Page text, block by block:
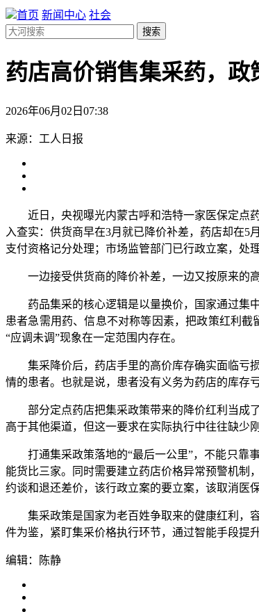
首页 新闻中心 社会
搜索
药店高价销售集采药，政
2026年06月02日07:38
来源：工人日报
近日，央视曝光内蒙古呼和浩特一家医保定点药
入查实：供货商早在3月就已降价补差，药店却在
支付资格记分处理；市场监管部门已行政立案，处
一边接受供货商的降价补差，一边又按原来的高
药品集采的核心逻辑是以量换价，国家通过集中
患者急需用药、信息不对称等因素，把政策红利
“应调未调”现象在一定范围内存在。
集采降价后，药店手里的高价库存确实面临亏损
情的患者。也就是说，患者没有义务为药店的库存亏
部分定点药店把集采政策带来的降价红利当成了
高于其他渠道，但这一要求在实际执行中往往缺少
打通集采政策落地的“最后一公里”，不能只靠事
能货比三家。同时需要建立药店价格异常预警机制
约谈和退还差价，该行政立案的要立案，该取消医
集采政策是国家为老百姓争取来的健康红利，容
件为鉴，紧盯集采价格执行环节，通过智能手段提
编辑：陈静